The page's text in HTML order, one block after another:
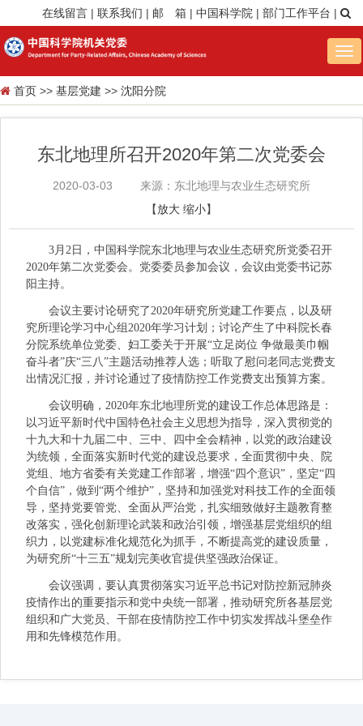
在线留言 | 联系我们 | 邮 箱 | 中国科学院 | 部门工作平台 |
首页 >> 基层党建 >> 沈阳分院
东北地理所召开2020年第二次党委会
2020-03-03
来源：东北地理与农业生态研究所
【放大 缩小】
3月2日，中国科学院东北地理与农业生态研究所党委召开
2020年第二次党委会。党委委员参加会议，会议由党委书记苏
阳主持。
会议主要讨论研究了2020年研究所党建工作要点，以及研
究所理论学习中心组2020年学习计划；讨论产生了中科院长春
分院系统单位党委、妇工委关于开展“立足岗位 争做最美巾帼
奋斗者”庆“三八”主题活动推荐人选；听取了慰问老同志党费支
出情况汇报，并讨论通过了疫情防控工作党费支出预算方案。
会议明确，2020年东北地理所党的建设工作总体思路是：
以习近平新时代中国特色社会主义思想为指导，深入贯彻党的
十九大和十九届二中、三中、四中全会精神，以党的政治建设
为统领，全面落实新时代党的建设总要求，全面贯彻中央、院
党组、地方省委有关党建工作部署，增强“四个意识”，坚定“四
个自信”，做到“两个维护”，坚持和加强党对科技工作的全面领
导，坚持党要管党、全面从严治党，扎实细致做好主题教育整
改落实，强化创新理论武装和政治引领，增强基层党组织的组
织力，以党建标准化规范化为抓手，不断提高党的建设质量，
为研究所“十三五”规划完美收官提供坚强政治保证。
会议强调，要认真贯彻落实习近平总书记对防控新冠肺炎
疫情作出的重要指示和党中央统一部署，推动研究所各基层党
组织和广大党员、干部在疫情防控工作中切实发挥战斗堡垒作
用和先锋模范作用。